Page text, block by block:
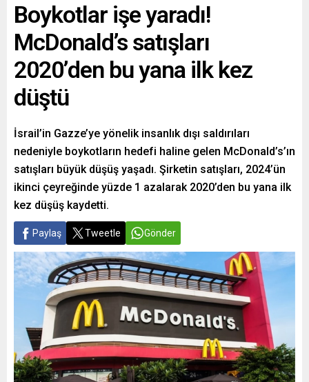
Boykotlar işe yaradı!
McDonald’s satışları
2020’den bu yana ilk kez
düştü
İsrail’in Gazze’ye yönelik insanlık dışı saldırıları
nedeniyle boykotların hedefi haline gelen McDonald’s’ın
satışları büyük düşüş yaşadı. Şirketin satışları, 2024’ün
ikinci çeyreğinde yüzde 1 azalarak 2020’den bu yana ilk
kez düşüş kaydetti.
Paylaş Tweetle Gönder